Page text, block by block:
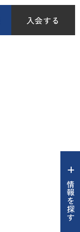
入会する
情報を探す